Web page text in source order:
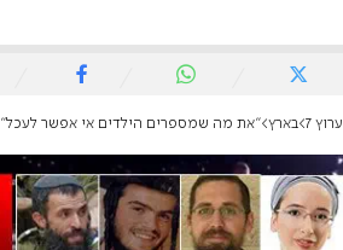
ערוץ 7 בארץ "את מה שמספרים הילדים אי אפשר לעכל"